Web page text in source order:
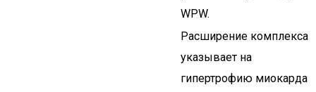
WPW.
Расширение комплекса
указывает на
гипертрофию миокарда